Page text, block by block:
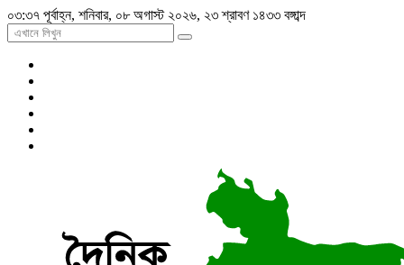
০৩:৩৭ পূর্বাহ্ন, শনিবার, ০৮ অগাস্ট ২০২৬, ২৩ শ্রাবণ ১৪৩৩ বঙ্গাব্দ